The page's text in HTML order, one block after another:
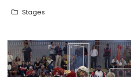
Stages